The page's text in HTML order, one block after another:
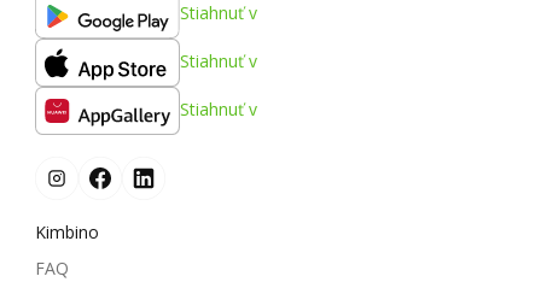
Stiahnuť v
Stiahnuť v
Stiahnuť v
Kimbino
FAQ